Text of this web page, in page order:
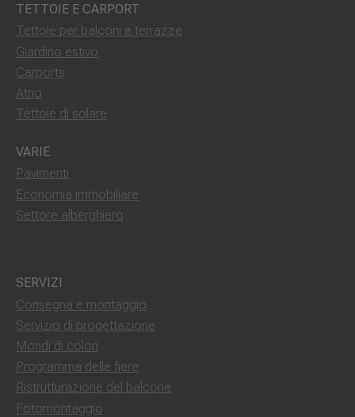
TETTOIE E CARPORT
Tettoie per balconi e terrazze
Giardino estivo
Carports
Atrio
Tettoie di solare
VARIE
Pavimenti
Economia immobiliare
Settore alberghiero
SERVIZI
Consegna e montaggio
Servizio di progettazione
Mondi di colori
Programma delle fiere
Ristrutturazione del balcone
Fotomontaggio